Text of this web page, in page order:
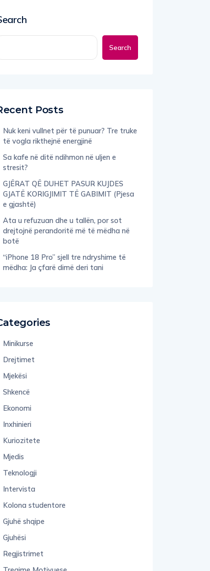
Search
Posts
Nuk keni vullnet për të punuar? Tre truke
të vogla rikthejnë energjinë
Sa kafe në ditë ndihmon në uljen e
stresit?
GJËRAT QË DUHET PASUR KUJDES
GJATË KORIGJIMIT TË GABIMIT (Pjesa
e gjashtë)
Ata u refuzuan dhe u tallën, por sot
drejtojnë perandoritë më të mëdha në
botë
“iPhone 18 Pro” sjell tre ndryshime të
mëdha: Ja çfarë dimë deri tani
Minikurse
Drejtimet
Mjekësi
Shkencë
Ekonomi
Inxhinieri
Kuriozitete
Mjedis
Teknologji
Intervista
Kolona studentore
Gjuhë shqipe
Gjuhësi
Regjistrimet